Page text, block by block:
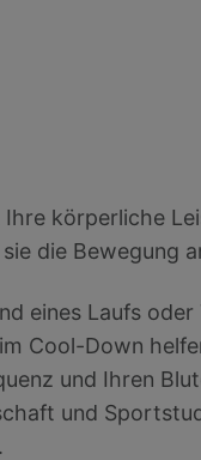
Ihre körperliche
die Bewegung
eines Laufs
Cool-Down
und Ihren
und